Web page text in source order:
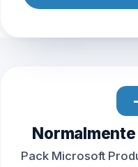
Pack Microsoft